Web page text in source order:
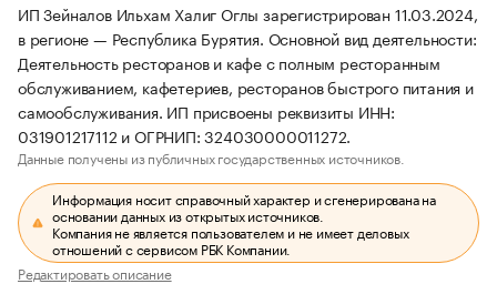
ИП Зейналов Ильхам Халиг Оглы зарегистрирован 11.03.2024,
в регионе — Республика Бурятия. Основной вид деятельности:
Деятельность ресторанов и кафе с полным ресторанным
обслуживанием, кафетериев, ресторанов быстрого питания и
самообслуживания. ИП присвоены реквизиты ИНН:
031901217112 и ОГРНИП: 324030000011272.
Данные получены из публичных государственных источников.
Информация носит справочный характер и сгенерирована на
основании данных из открытых источников.
Компания не является пользователем и не имеет деловых
отношений с сервисом РБК Компании.
Редактировать описание